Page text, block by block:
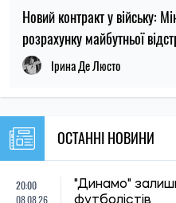
19:00
08.08.26
Для чого люди
ChatGPT:
глобальні дані
08.08.26
Як не
шість простих
штрафів